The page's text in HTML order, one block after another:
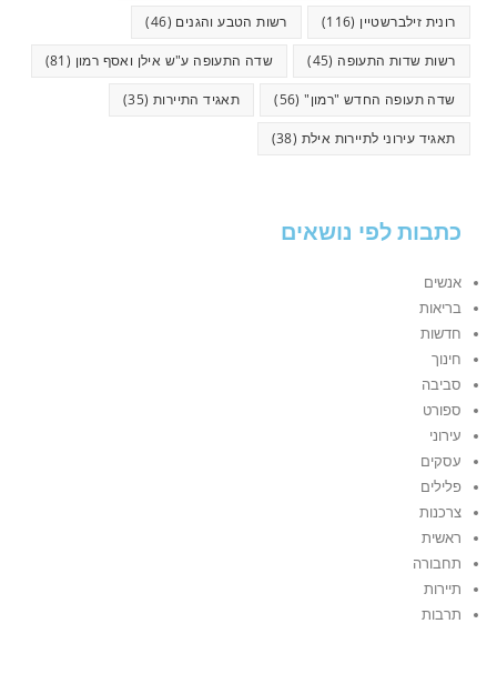
רונית זילברשטיין (116) רשות הטבע והגנים (46)
רשות שדות התעופה (45) שדה התעופה ע"ש אילן ואסף רמון (81)
שדה תעופה החדש "רמון"(56) תאגיד התיירות (35)
תאגיד עירוני לתיירות אילת (38)
כתבות לפי נושאים
אנשים
בריאות
חדשות
חינוך
סביבה
ספורט
עירוני
עסקים
פלילים
צרכנות
ראשית
תחבורה
תיירות
תרבות